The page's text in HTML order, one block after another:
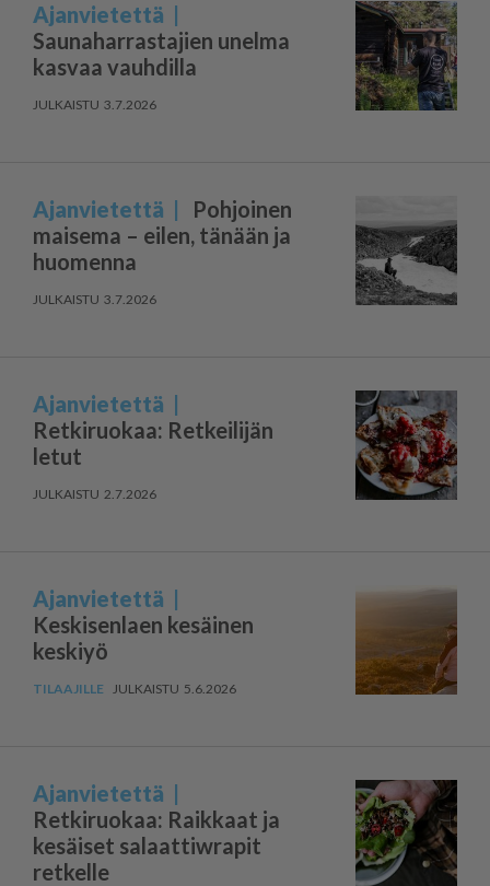
Ajanvietettä
Saunaharrastajien unelma
kasvaa vauhdilla
3.7.2026
Ajanvietettä
Pohjoinen
maisema – eilen, tänään ja
huomenna
3.7.2026
Ajanvietettä
Retkiruokaa: Retkeilijän
letut
2.7.2026
Ajanvietettä
Keskisenlaen kesäinen
keskiyö
5.6.2026
Ajanvietettä
Retkiruokaa: Raikkaat ja
kesäiset salaattiwrapit
retkelle